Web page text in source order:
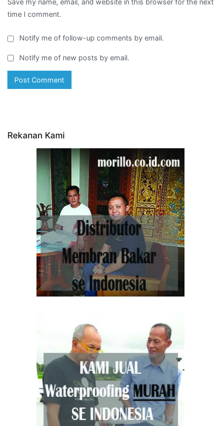
Save my name, email, and website in this browser for the next
time I comment.
Notify me of follow-up comments by email.
Notify me of new posts by email.
Rekanan Kami